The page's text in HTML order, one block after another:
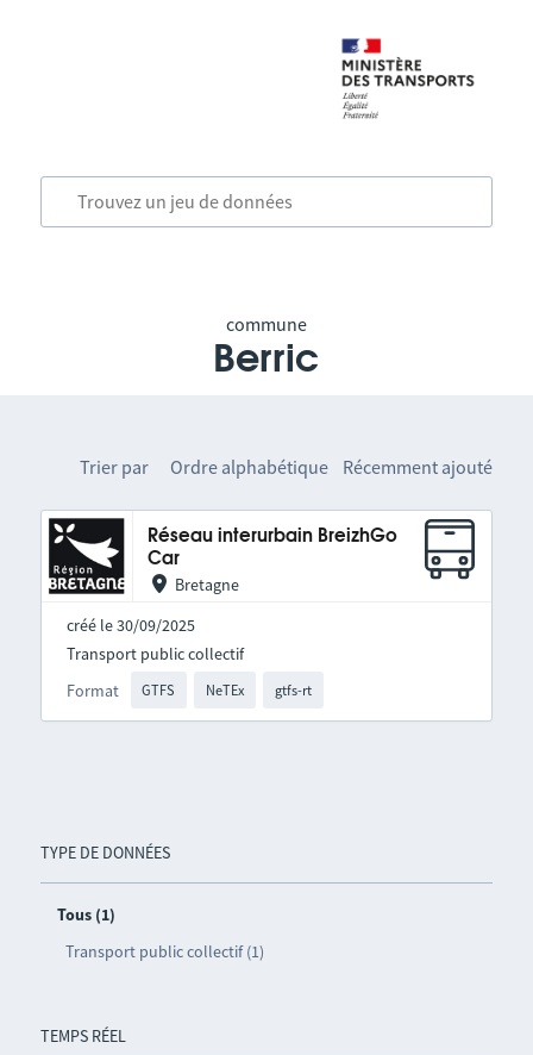
commune
Berric
TYPE DE DONNÉES
Tous (1)
Transport public collectif (1)
TEMPS RÉEL
Trier par Ordre alphabétique Récemment ajouté
Réseau interurbain BreizhGo
Car
Bretagne
créé le 30/09/2025
Format GTFS NeTEx gtfs-rt
Transport public collectif